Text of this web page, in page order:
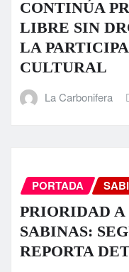
CONTINÚA
LIBRE SIN
LA
CULTURAL
La Carbonifera
PORTADA
PRIORIDAD
SABINAS:
REPORTA